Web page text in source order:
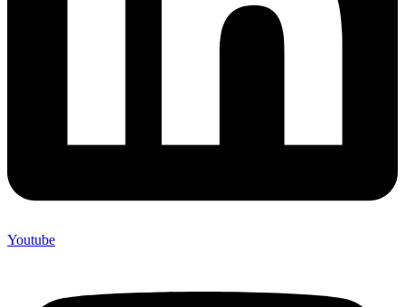
Youtube